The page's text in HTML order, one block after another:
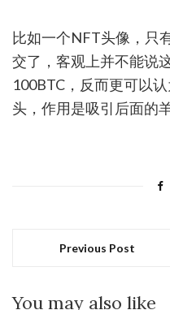
比如一个NFT头像，只
交了，客观上并不能说
100BTC，反而更可以
头，作用是吸引后面的羊
Previous Post
You may also like